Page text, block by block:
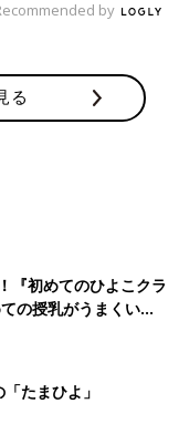
by
る
『初めてのひよこクラ
の授乳がうまくい
夏のトラブル 解決テ
たまひよ」